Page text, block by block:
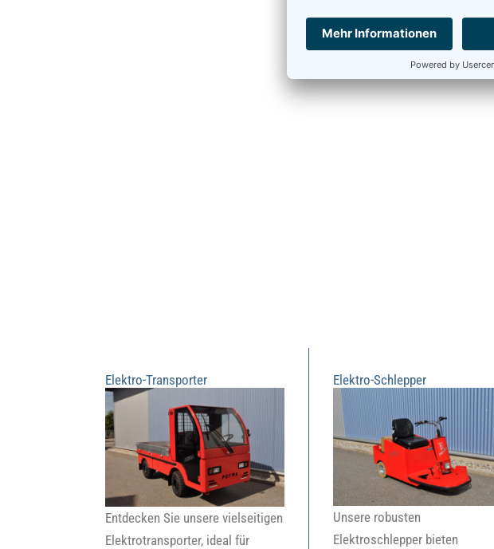
Elektro-Transporter
Entdecken Sie unsere vielseitigen
Elektrotransporter, ideal für
Elektro-Schlepper
Unsere robusten
Elektroschlepper bieten